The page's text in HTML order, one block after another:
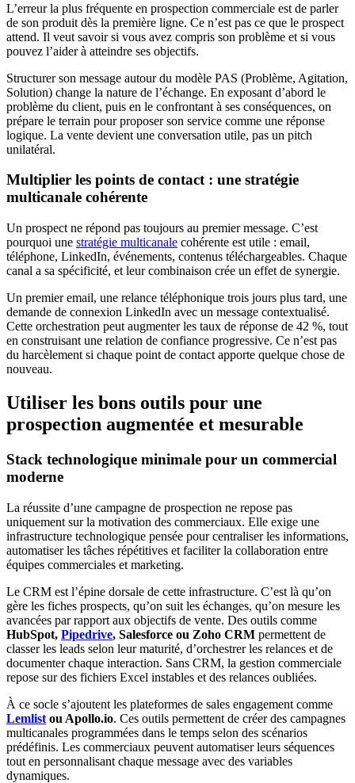
L’erreur la plus fréquente en prospection commerciale est de parler
de son produit dès la première ligne. Ce n’est pas ce que le prospect
attend. Il veut savoir si vous avez compris son problème et si vous
pouvez l’aider à atteindre ses objectifs.
Structurer son message autour du modèle PAS (Problème, Agitation,
Solution) change la nature de l’échange. En exposant d’abord le
problème du client, puis en le confrontant à ses conséquences, on
prépare le terrain pour proposer son service comme une réponse
logique. La vente devient une conversation utile, pas un pitch
unilatéral.
Multiplier les points de contact : une stratégie
multicanale cohérente
Un prospect ne répond pas toujours au premier message. C’est
pourquoi une stratégie multicanale cohérente est utile : email,
téléphone, LinkedIn, événements, contenus téléchargeables. Chaque
canal a sa spécificité, et leur combinaison crée un effet de synergie.
Un premier email, une relance téléphonique trois jours plus tard, une
demande de connexion LinkedIn avec un message contextualisé.
Cette orchestration peut augmenter les taux de réponse de 42 %, tout
en construisant une relation de confiance progressive. Ce n’est pas
du harcèlement si chaque point de contact apporte quelque chose de
nouveau.
Utiliser les bons outils pour une
prospection augmentée et mesurable
Stack technologique minimale pour un commercial
moderne
La réussite d’une campagne de prospection ne repose pas
uniquement sur la motivation des commerciaux. Elle exige une
infrastructure technologique pensée pour centraliser les informations,
automatiser les tâches répétitives et faciliter la collaboration entre
équipes commerciales et marketing.
Le CRM est l’épine dorsale de cette infrastructure. C’est là qu’on
gère les fiches prospects, qu’on suit les échanges, qu’on mesure les
avancées par rapport aux objectifs de vente. Des outils comme
HubSpot, Pipedrive, Salesforce ou Zoho CRM permettent de
classer les leads selon leur maturité, d’orchestrer les relances et de
documenter chaque interaction. Sans CRM, la gestion commerciale
repose sur des fichiers Excel instables et des relances oubliées.
À ce socle s’ajoutent les plateformes de sales engagement comme
Lemlist ou Apollo.io. Ces outils permettent de créer des campagnes
multicanales programmées dans le temps selon des scénarios
prédéfinis. Les commerciaux peuvent automatiser leurs séquences
tout en personnalisant chaque message avec des variables
dynamiques.